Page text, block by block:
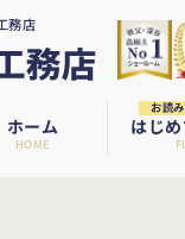
務店
ホーム
HOME
お読
はじ